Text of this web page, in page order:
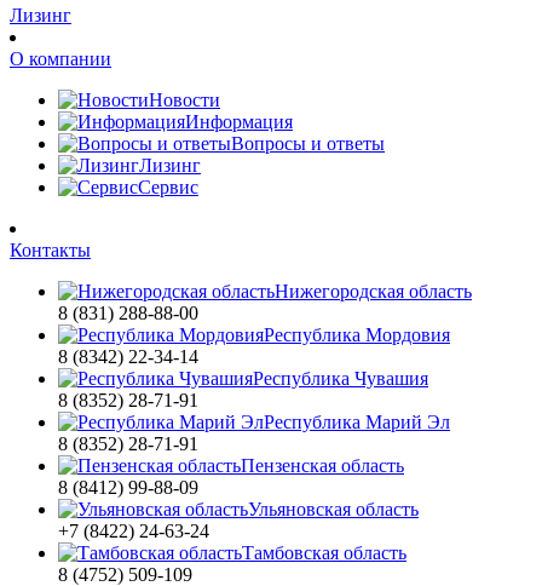
Лизинг
О компании
Новости
Информация
Вопросы и ответы
Лизинг
Сервис
Контакты
Нижегородская область
8 (831) 288-88-00
Республика Мордовия
8 (8342) 22-34-14
Республика Чувашия
8 (8352) 28-71-91
Республика Марий Эл
8 (8352) 28-71-91
Пензенская область
8 (8412) 99-88-09
Ульяновская область
+7 (8422) 24-63-24
Тамбовская область
8 (4752) 509-109